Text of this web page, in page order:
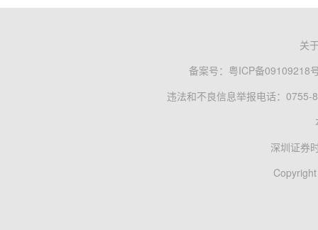
关
备案号： 粤ICP备09109218
违法和不良信息举报电话：0755-
深圳证券